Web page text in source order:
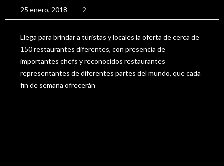
25 enero, 2018 2
Llega para brindar a turistas y locales la oferta de cerca de
150 restaurantes diferentes, con presencia de
importantes chefs y reconocidos restaurantes
representantes de diferentes partes del mundo, que cada
fin de semana ofrecerán